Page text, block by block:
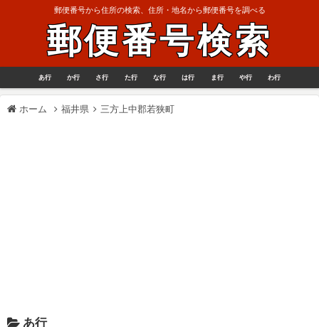
郵便番号から住所の検索、住所・地名から郵便番号を調べる
郵便番号検索
あ行 か行 さ行 た行 な行 は行 ま行 や行 わ行
ホーム 福井県 三方上中郡若狭町
あ行